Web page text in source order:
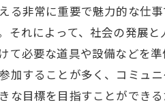
る非常に重要で魅力的な仕
れによって、社会の発展
て必要な道具や設備などを
加することが多く、コミュ
な目標を目指すことができ